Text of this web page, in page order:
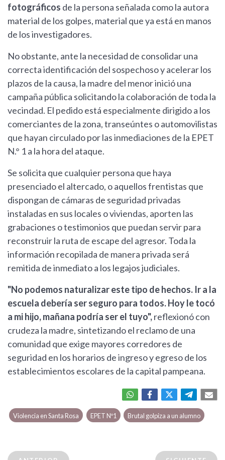
fotográficos de la persona señalada como la autora
material de los golpes, material que ya está en manos
de los investigadores.
No obstante, ante la necesidad de consolidar una
correcta identificación del sospechoso y acelerar los
plazos de la causa, la madre del menor inició una
campaña pública solicitando la colaboración de toda la
vecindad. El pedido está especialmente dirigido a los
comerciantes de la zona, transeúntes o automovilistas
que hayan circulado por las inmediaciones de la EPET
N.° 1 a la hora del ataque.
Se solicita que cualquier persona que haya
presenciado el altercado, o aquellos frentistas que
dispongan de cámaras de seguridad privadas
instaladas en sus locales o viviendas, aporten las
grabaciones o testimonios que puedan servir para
reconstruir la ruta de escape del agresor. Toda la
información recopilada de manera privada será
remitida de inmediato a los legajos judiciales.
"No podemos naturalizar este tipo de hechos. Ir a la
escuela debería ser seguro para todos. Hoy le tocó
a mi hijo, mañana podría ser el tuyo",reflexionó con
crudeza la madre, sintetizando el reclamo de una
comunidad que exige mayores corredores de
seguridad en los horarios de ingreso y egreso de los
establecimientos escolares de la capital pampeana.
Violencia en Santa Rosa EPET Nº1 Brutal golpiza a un alumno